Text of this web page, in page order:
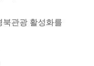
북관광 활성화를